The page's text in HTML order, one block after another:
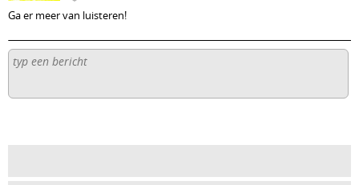
Ga er meer van luisteren!